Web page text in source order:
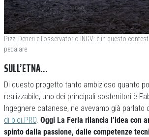
Pizzi Deneri e l’osservatorio INGV: è in questo
pedalare
SULL’ETNA…
Di questo progetto tanto ambizioso quanto
realizzabile, uno dei principali sostenitori è
Ingegnere catanese, ne avevamo già parlato
di bici.PRO. Oggi La Ferla rilancia l’idea con
spinto dalla passione, dalle competenze